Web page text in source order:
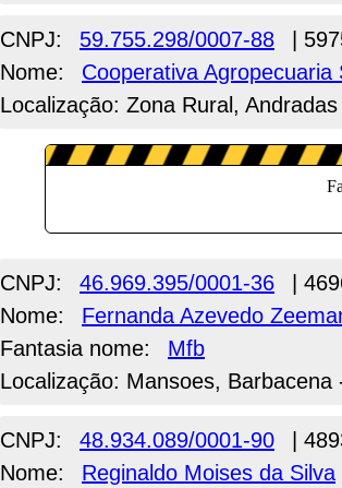
CNPJ: 59.755.298/0007-88
|
Nome:
Cooperativa
Localização: Zona Rural,
CNPJ: 46.969.395/0001-36
|
Nome:
Fernanda Azevedo
Fantasia nome:
Mfb
Localização: Mansoes, Barbacena
CNPJ: 48.934.089/0001-90
|
Nome:
Reginaldo Moises da Silva